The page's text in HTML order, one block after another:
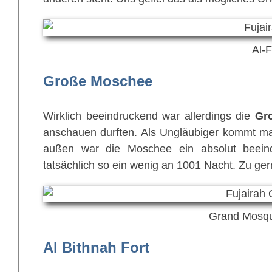
Al-
Große Moschee
Wirklich beeindruckend war allerdings die
anschauen durften. Als Ungläubiger kommt
außen war die Moschee ein absolut
tatsächlich so ein wenig an 1001 Nacht. Zu
Grand
Al Bithnah Fort